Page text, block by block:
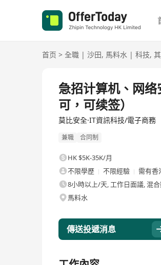
首页 > 全職 | 沙田, 馬料水 | 科技,
急招计算机、网
可，可续签）
莫比安全·IT資訊科技/電子商務
兼職 合同制
HK $5K-35K/月
不限學歷
不限經驗
需有香
8小時以上/天, 工作日面議, 混
馬料水
傳送投遞消息